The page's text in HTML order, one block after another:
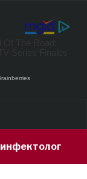
9 hours ago